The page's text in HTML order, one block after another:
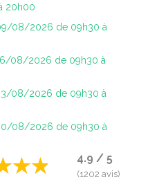
20h00
08/2026 de 09h30 à
08/2026 de 09h30 à
08/2026 de 09h30 à
08/2026 de 09h30 à
4.9 / 5
(1202 avis)